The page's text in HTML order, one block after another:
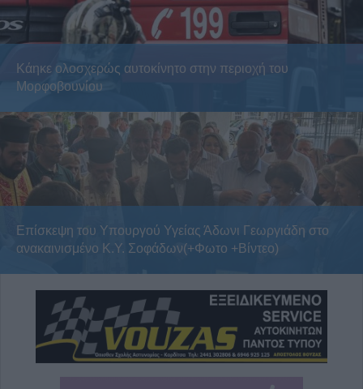
Κάηκε ολοσχερώς αυτοκίνητο στην περιοχή του
Μορφοβουνίου
Επίσκεψη του Υπουργού Υγείας Άδωνι Γεωργιάδη στο
ανακαινισμένο Κ.Y. Σοφάδων(+Φωτο +Βίντεο)